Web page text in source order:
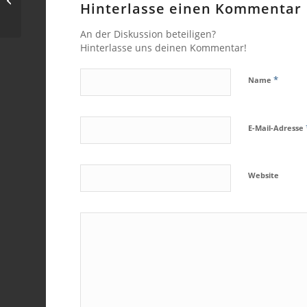
Hinterlasse einen Kommentar
An der Diskussion beteiligen?
Hinterlasse uns deinen Kommentar!
Name*
E-Mail-Adresse
Website